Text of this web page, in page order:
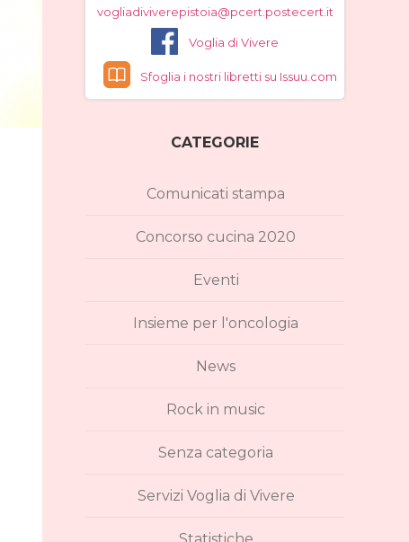
vogliadiviverepistoia@pcert.postecert.it
Voglia di Vivere
Sfoglia i nostri libretti su Issuu.com
CATEGORIE
Comunicati stampa
Concorso cucina 2020
Eventi
Insieme per l'oncologia
News
Rock in music
Senza categoria
Servizi Voglia di Vivere
Statistiche